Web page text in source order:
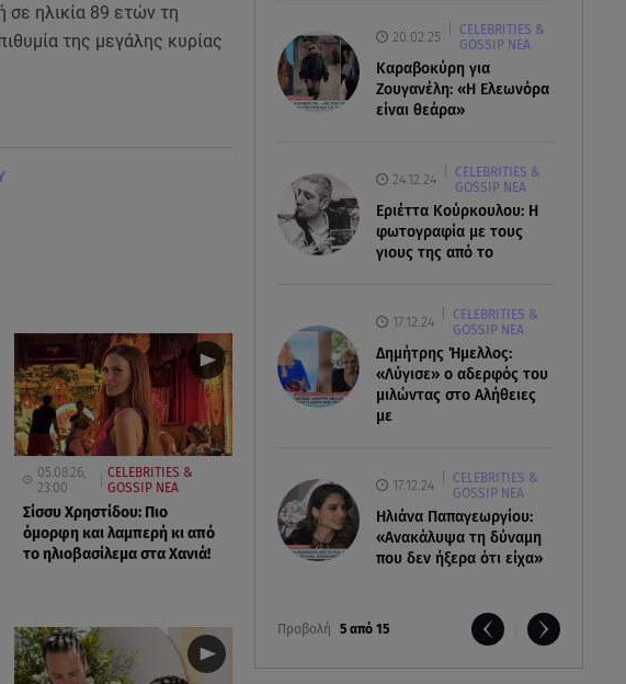
20.02.25
CELEBRITIES &
GOSSIP ΝΕΑ
Καραβοκύρη για
Ζουγανέλη: «Η Ελεωνόρα
είναι θεάρα»
24.12.24
CELEBRITIES &
GOSSIP ΝΕΑ
Εριέττα Κούρκουλου: Η
φωτογραφία με τους
γιους της από το
17.12.24
CELEBRITIES &
GOSSIP ΝΕΑ
Δημήτρης Ήμελλος:
«Λύγισε» ο αδερφός του
μιλώντας στο Αλήθειες
με
17.12.24
CELEBRITIES &
GOSSIP ΝΕΑ
Ηλιάνα Παπαγεωργίου:
«Ανακάλυψα τη δύναμη
που δεν ήξερα ότι είχα»
Προβολή 5 από 15
ηλικία 89 ετών τη
της μεγάλης κυρίας
05.08.26,
23:00
CELEBRITIES &
GOSSIP ΝΕΑ
Σίσσυ Χρηστίδου: Πιο
όμορφη και λαμπερή κι από
το ηλιοβασίλεμα στα Χανιά!